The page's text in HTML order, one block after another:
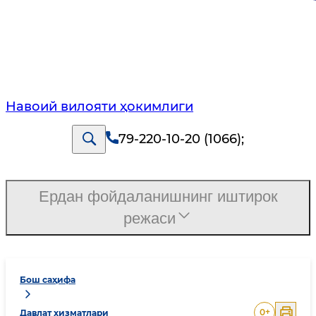
Навоий вилояти ҳокимлиги
79-220-10-20 (1066);
Бош саҳифа
Давлат хизматлари 0+
Ердан фойдаланишнинг иштирок
режаси